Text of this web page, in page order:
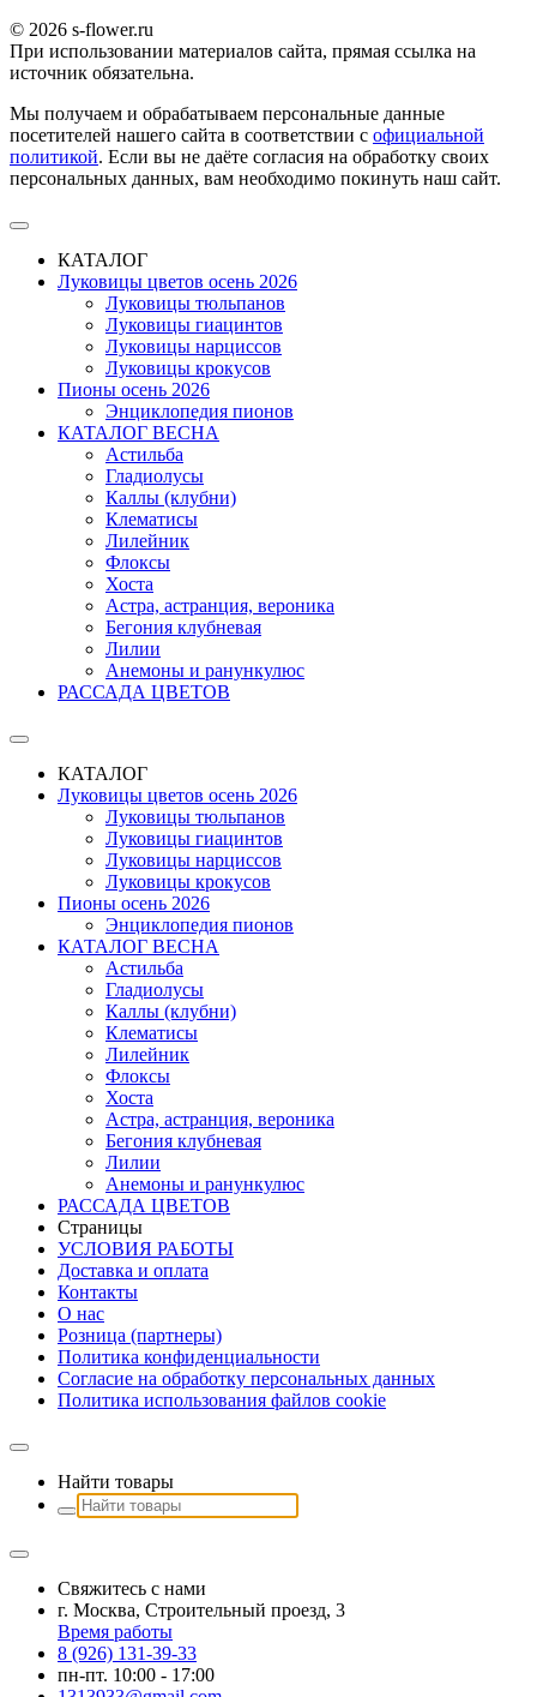
© 2026 s-flower.ru
При использовании материалов сайта, прямая ссылка на
источник обязательна.
Мы получаем и обрабатываем персональные данные
посетителей нашего сайта в соответствии с официальной
политикой. Если вы не даёте согласия на обработку своих
персональных данных, вам необходимо покинуть наш сайт.
КАТАЛОГ
Луковицы цветов осень 2026
Луковицы тюльпанов
Луковицы гиацинтов
Луковицы нарциссов
Луковицы крокусов
Пионы осень 2026
Энциклопедия пионов
КАТАЛОГ ВЕСНА
Астильба
Гладиолусы
Каллы (клубни)
Клематисы
Лилейник
Флоксы
Хоста
Астра, астранция, вероника
Бегония клубневая
Лилии
Анемоны и ранункулюс
РАССАДА ЦВЕТОВ
КАТАЛОГ
Луковицы цветов осень 2026
Луковицы тюльпанов
Луковицы гиацинтов
Луковицы нарциссов
Луковицы крокусов
Пионы осень 2026
Энциклопедия пионов
КАТАЛОГ ВЕСНА
Астильба
Гладиолусы
Каллы (клубни)
Клематисы
Лилейник
Флоксы
Хоста
Астра, астранция, вероника
Бегония клубневая
Лилии
Анемоны и ранункулюс
РАССАДА ЦВЕТОВ
Страницы
УСЛОВИЯ РАБОТЫ
Доставка и оплата
Контакты
О наc
Розница (партнеры)
Политика конфиденциальности
Согласие на обработку персональных данных
Политика использования файлов сookie
Найти товары
Свяжитесь с нами
г. Москва, Строительный проезд, 3
Время работы
8 (926) 131-39-33
пн-пт. 10:00 - 17:00